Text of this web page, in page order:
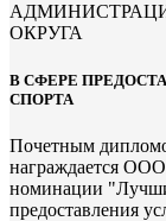
ОКРУГА
В СФЕРЕ
СПОРТА
Почетным
награждается
номинации
предоставления